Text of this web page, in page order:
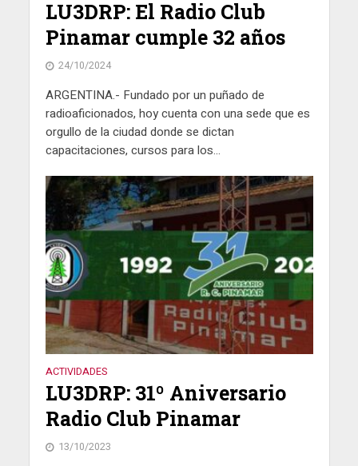
LU3DRP: El Radio Club
Pinamar cumple 32 años
24/10/2024
ARGENTINA.- Fundado por un puñado de
radioaficionados, hoy cuenta con una sede que es
orgullo de la ciudad donde se dictan
capacitaciones, cursos para los...
ACTIVIDADES
LU3DRP: 31º Aniversario
Radio Club Pinamar
13/10/2023